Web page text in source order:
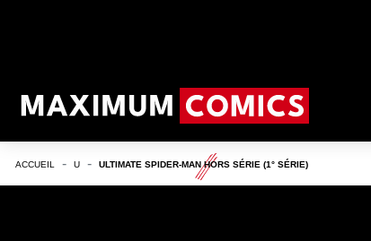
ACCUEIL U ULTIMATE SPIDER-MAN HORS SÉRIE (1° SÉRIE)